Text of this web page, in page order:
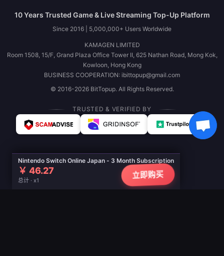
Nintendo Switch Online Japan - 3 Month Subscription
￥ 46.27
总计 · x1
立即购买
10 Years Trusted Game & Live Streaming Top-Up Platform
Since 2016 | 5,000,000+ Users Worldwide
KAMAGEN LIMITED
Room 1508, 15/F, Grand Plaza Office Tower II, 625 Nathan Road, Mong Kok,
Kowloon, Hong Kong
BUSINESS COOPERATION: ibittopup@gmail.com
© 2016-2026 BitTopup. All Rights Reserved.
TRUSTED & VERIFIED BY